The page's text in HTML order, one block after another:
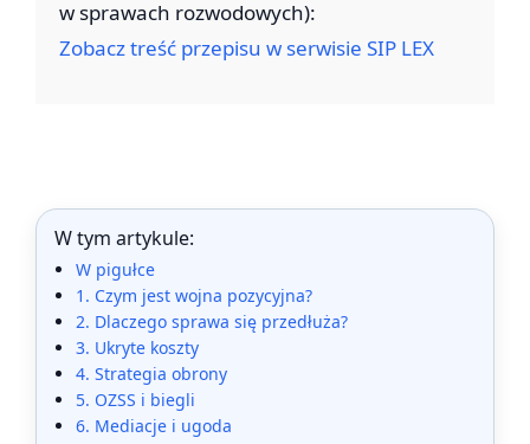
w sprawach rozwodowych):
Zobacz treść przepisu w serwisie SIP LEX
W tym artykule:
W pigułce
1. Czym jest wojna pozycyjna?
2. Dlaczego sprawa się przedłuża?
3. Ukryte koszty
4. Strategia obrony
5. OZSS i biegli
6. Mediacje i ugoda